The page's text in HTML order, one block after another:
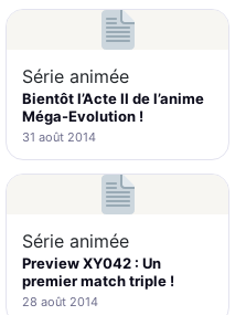
Série animée
Bientôt l’Acte II de l’anime
Méga-Evolution !
31 août 2014
Série animée
Preview XY042 : Un
premier match triple !
28 août 2014